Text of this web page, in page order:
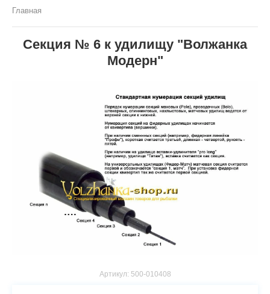
Главная
Секция № 6 к удилищу "Волжанка
Модерн"
Артикул: 500-010408